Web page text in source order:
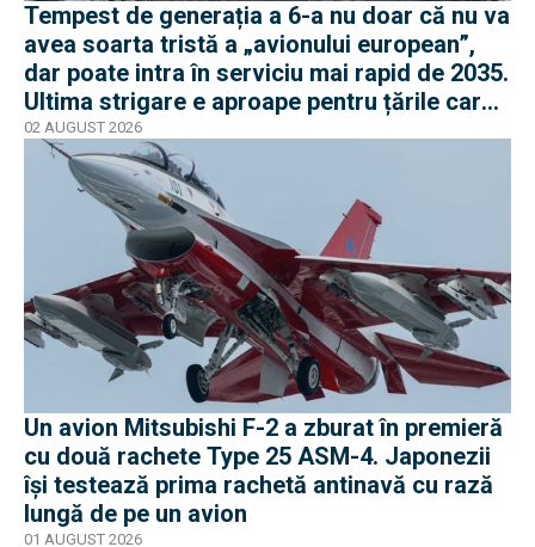
Tempest de generația a 6-a nu doar că nu va
avea soarta tristă a „avionului european”,
dar poate intra în serviciu mai rapid de 2035.
Ultima strigare e aproape pentru țările care
vor în program
02 AUGUST 2026
Un avion Mitsubishi F-2 a zburat în premieră
cu două rachete Type 25 ASM-4. Japonezii
își testează prima rachetă antinavă cu rază
lungă de pe un avion
01 AUGUST 2026